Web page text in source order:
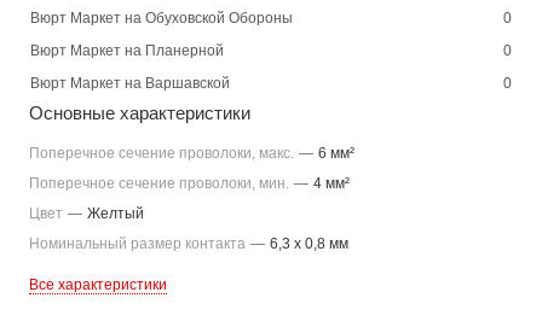
Вюрт Маркет на Обуховской Обороны
0
Вюрт Маркет на Планерной
0
Вюрт Маркет на Варшавской
0
Основные характеристики
Поперечное сечение проволоки, макс. — 6 мм²
Поперечное сечение проволоки, мин. — 4 мм²
Цвет — Желтый
Номинальный размер контакта — 6,3 x 0,8 мм
Все характеристики